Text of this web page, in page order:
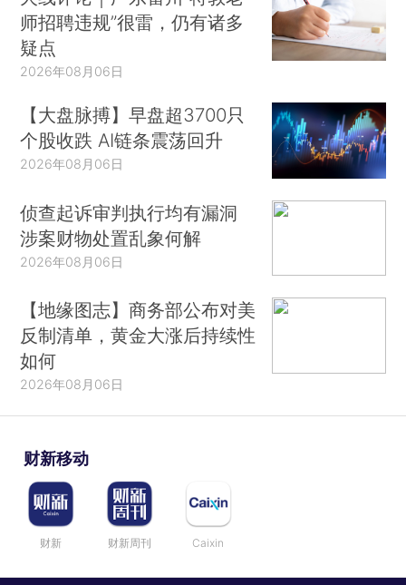
师招聘违规”很雷，仍有诸多
疑点
2026年08月06日
【大盘脉搏】早盘超3700只
个股收跌 AI链条震荡回升
2026年08月06日
侦查起诉审判执行均有漏洞
涉案财物处置乱象何解
2026年08月06日
【地缘图志】商务部公布对美
反制清单，黄金大涨后持续性
如何
2026年08月06日
财新移动
财新 财新周刊 Caixin